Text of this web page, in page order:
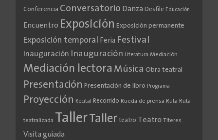
Conferencia Conversatorio Danza Desfile Educación
Encuentro Exposición Exposición permanente
Exposición temporal Feria Festival
Inauguración Inauguración Literatura Mediación
Mediación lectora Música Obra teatral
Presentación Presentación de libro Programa
Proyección Recital Recorrido Rueda de prensa Ruta Ruta
teatralizada Taller Taller teatro Teatro Títeres
Visita guiada